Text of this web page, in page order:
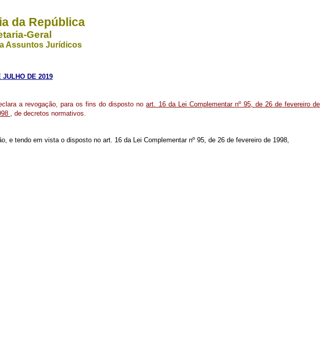
da República
Geral
Assuntos Jurídicos
JULHO DE 2019
a revogação, para os fins do disposto noart. 16 da Lei Complementar nº 95, de 26 de fevereiro de
, de decretos normativos.
e tendo em vista o disposto no art. 16 da Lei Complementar nº 95, de 26 de fevereiro de 1998,